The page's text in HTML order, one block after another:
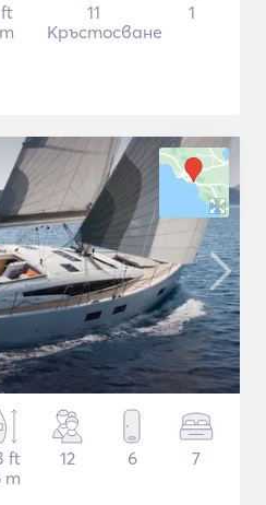
11
Кръстосване
1
ft
m
12 6 7